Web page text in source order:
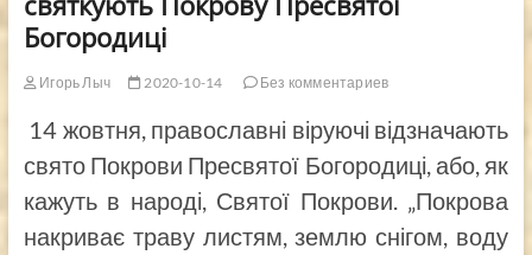
Богородиці
Игорь Лыч 2020-10-14 Без комментариев
14 жовтня, православні віруючі відзначають
свято Покрови Пресвятої Богородиці, або, як
кажуть в народі, Святої Покрови. „Покрова
накриває траву листям, землю снігом, воду